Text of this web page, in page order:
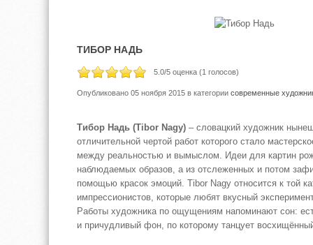
ТИБОР НАДЬ
5.0/5 оценка (1 голосов)
Опубликовано 05 ноября 2015 в категории современные
Тибор Надь (Tibor Nagy) – словацкий художник
отличительной чертой работ которого стало
между реальностью и вымыслом. Идеи для картин
наблюдаемых образов, а из отслеженных и потом
помощью красок эмоций. Tibor Nagy относится к той
импрессионистов, которые любят вкусный
Работы художника по ощущениям напоминают сон:
и причудливый фон, по которому танцует